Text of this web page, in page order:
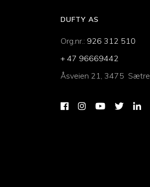
DUFTY AS
Org.nr.: 926 312 510
+ 47 96669442
Åsveien 21, 3475 Sætre